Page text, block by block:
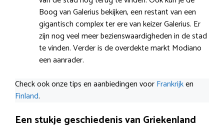
Boog van Galerius bekijken, een restant van een
gigantisch complex ter ere van keizer Galerius. Er
zijn nog veel meer bezienswaardigheden in de stad
te vinden. Verder is de overdekte markt Modiano
een aanrader.
Check ook onze tips en aanbiedingen voorFrankrijken
Finland.
Een stukje geschiedenis van Griekenland